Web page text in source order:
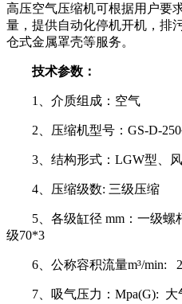
高压空气压缩机可根据用户要
量，提供自动化停机开机，排
仓式金属罩壳等服务。
技术参数：
1、介质组成：空气
2、压缩机型号：GS-D-
3、结构形式：LGW型、
4、压缩级数: 三级压缩
5、各级缸径 mm：一级螺
级70*3
6、公称容积流量m³/min:
7、吸气压力：Mpa(G): 大